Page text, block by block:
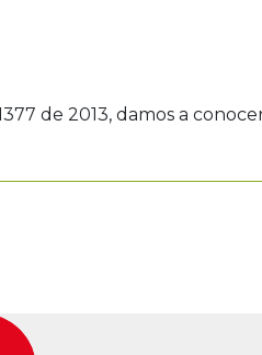
de 2013, damos a